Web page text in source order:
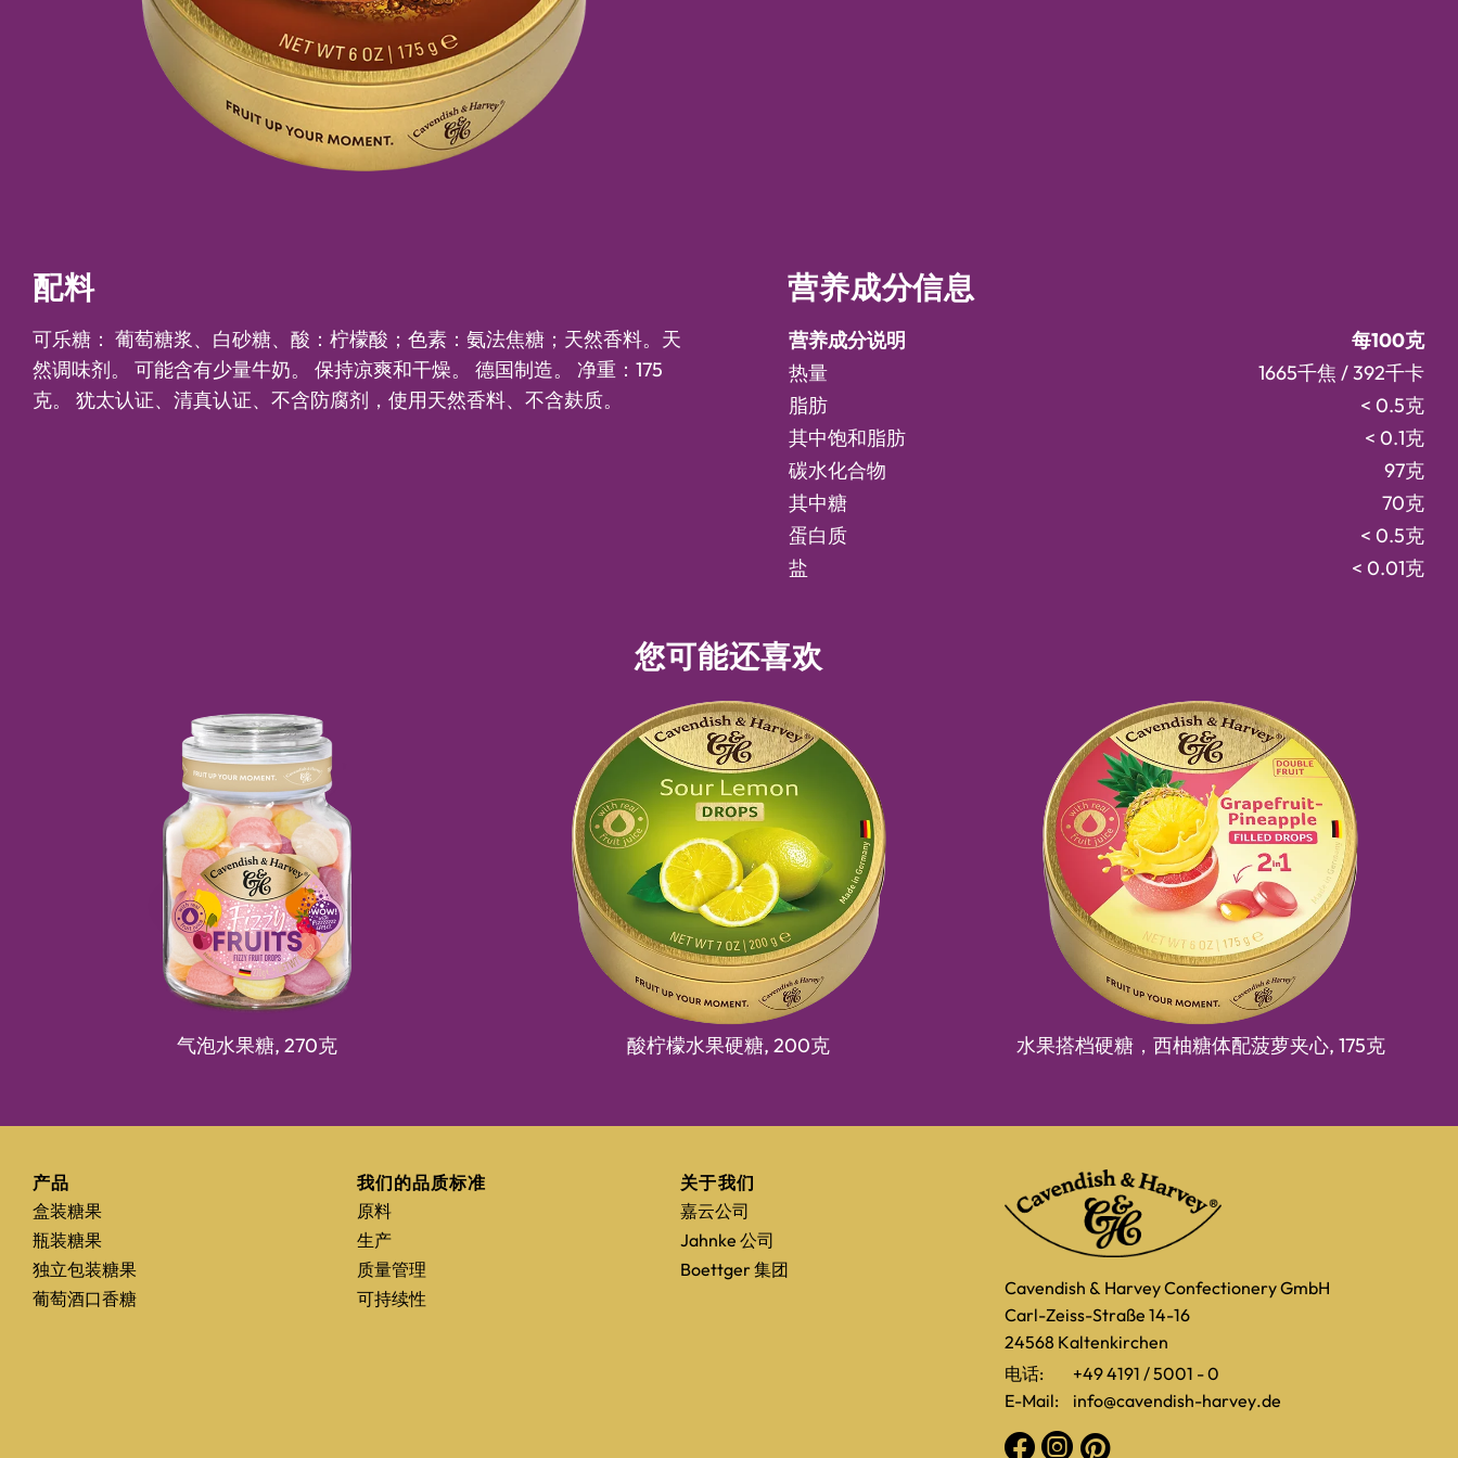
配料
可乐糖： 葡萄糖浆、白砂糖、酸：柠檬酸；色素：氨法焦糖；天然香料。天
然调味剂。 可能含有少量牛奶。 保持凉爽和干燥。 德国制造。 净重：175
克。 犹太认证、清真认证、不含防腐剂，使用天然香料、不含麸质。
营养成分信息
营养成分说明
每100克
热量
1665千焦 / 392千卡
脂肪
< 0.5克
其中饱和脂肪
< 0.1克
碳水化合物
97克
其中糖
70克
蛋白质
< 0.5克
盐
< 0.01克
您可能还喜欢
气泡水果糖,270克 酸柠檬水果硬糖,200克 水果搭档硬糖，西柚糖体配菠萝夹心, 175克
产品
盒装糖果
瓶装糖果
独立包装糖果
葡萄酒口香糖
我们的品质标准
原料
生产
质量管理
可持续性
关于我们
嘉云公司
Jahnke 公司
Boettger 集团
Cavendish & Harvey Confectionery GmbH
Carl-Zeiss-Straße 14-16
24568 Kaltenkirchen
电话:
+49 4191 / 5001 - 0
E-Mail:
info@cavendish-harvey.de